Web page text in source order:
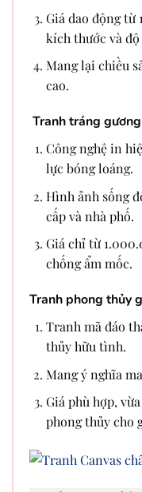
Giá dao động từ
kích thước và
Mang lại chiều
cao.
Tranh tráng
Công nghệ in
lực bóng loáng.
Hình ảnh sống
cấp và nhà phố.
Giá chỉ từ
chống ẩm mốc.
Tranh phong thủy
Tranh mã đáo
thủy hữu tình.
Mang ý nghĩa
Giá phù hợp,
phong thủy cho